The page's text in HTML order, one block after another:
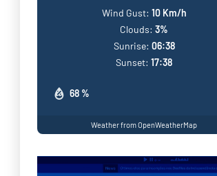
68 %
Wind Gust: 10 Km/h
Clouds: 3%
Sunrise: 06:38
Sunset: 17:38
Weather from OpenWeatherMap